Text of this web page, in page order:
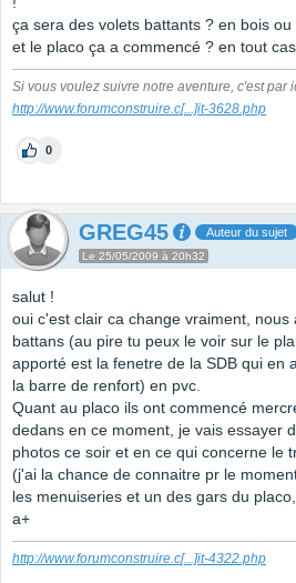
ça sera des volets battants ? en bois ou
et le placo ça a commencé ? en tout
Si vous voulez suivre notre aventure, c'est par
http://www.forumconstruire.c[...]it-3628.php
0
GREG45 Auteur du sujet
Le 25/05/2009 à 20h32
salut !
oui c'est clair ca change vraiment, nous
battans (au pire tu peux le voir sur le
apporté est la fenetre de la SDB qui en
la barre de renfort) en pvc.
Quant au placo ils ont commencé
dedans en ce moment, je vais essayer
photos ce soir et en ce qui concerne le
(j'ai la chance de connaitre pr le
les menuiseries et un des gars du
a+
http://www.forumconstruire.c[...]it-4322.php